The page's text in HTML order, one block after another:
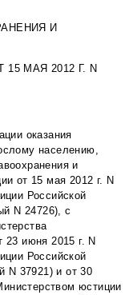
И
МАЯ 2012 Г. N
оказания
населению,
и
от 15 мая 2012 г. N
Российской
N 24726), с
23 июня 2015 г. N
Российской
N 37921) и от 30
юстиции